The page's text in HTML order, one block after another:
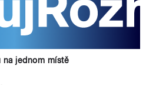
na jednom místě